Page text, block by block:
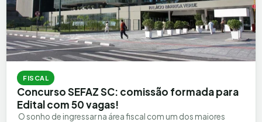
FISCAL
Concurso SEFAZ SC: comissão formada para
Edital com 50 vagas!
ㅤ O sonho de ingressar na área fiscal com um dos maiores